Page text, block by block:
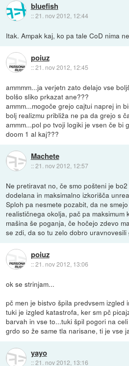
bluefish
::21. nov 2012, 12:44
Itak. Ampak kaj, ko pa tale CoD nima
poiuz
::21. nov 2012, 12:45
ammmm...ja verjetn zato delajo vse
bolšo sliko prkazat ane???
ammm...mogoče grejo cajtui naprej in
bolj realizmu približa ne pa da grejo s
ammm...pol po tvoji logiki je vsen če bi
doom 1 al kaj???
Machete
::21. nov 2012, 12:57
Ne pretiravat no, če smo pošteni je
dodelana in maksimalno izkorišča
Sploh pa nesmete pozabit, da ne
realističnega okolja, pač pa maksimum
mašina še poganja, če hočejo zdevo
se zdi, da so tu zelo dobro uravnovesili
poiuz
::21. nov 2012, 13:06
ok se strinjam...
pč men je bistvo špila predvsem izgled
tuki je izgled katastrofa, ker sm pč
barvah in vse to...tuki špil pogori na
grdo so že same tla narisane, ti je vse
yayo
::21. nov 2012, 13:16